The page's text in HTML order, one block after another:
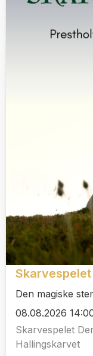
Den magiske
08.08.2026
Skarvespelet
Hallingskarvet